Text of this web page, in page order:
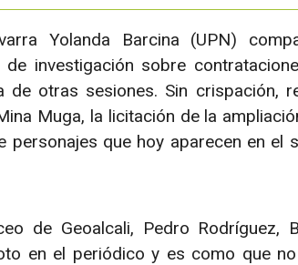
Yolanda Barcina (UPN)
investigación sobre
otras sesiones. Sin crispación,
Muga, la licitación de la
que hoy aparecen en el
de Geoalcali, Pedro Rodríguez,
en el periódico y es como que